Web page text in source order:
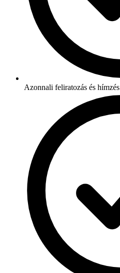
Azonnali feliratozás és hímzés